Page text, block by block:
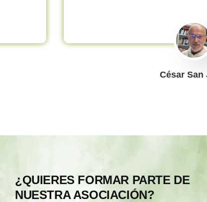
César San
¿QUIERES FORMAR PARTE DE
NUESTRA ASOCIACIÓN?